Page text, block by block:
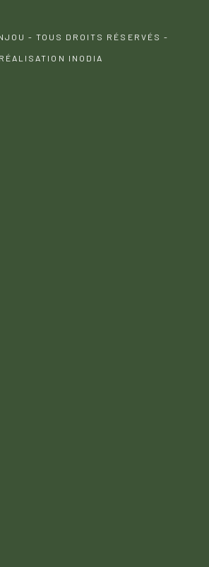
- TOUS DROITS RÉSERVÉS -
RÉALISATION INODIA